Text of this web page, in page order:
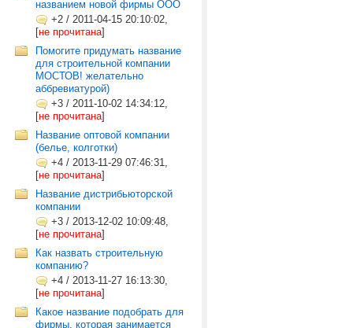
названием новой фирмы ООО
+2 / 2011-04-15 20:10:02,
[не прочитана]
Помогите придумать название
для строительной компании
МОСТОВ! желательно
аббревиатурой)
+3 / 2011-10-02 14:34:12,
[не прочитана]
Название оптовой компании
(белье, колготки)
+4 / 2013-11-29 07:46:31,
[не прочитана]
Название дистрибьюторской
компании
+3 / 2013-12-02 10:09:48,
[не прочитана]
Как назвать строительную
компанию?
+4 / 2013-11-27 16:13:30,
[не прочитана]
Какое название подобрать для
фирмы, которая занимается